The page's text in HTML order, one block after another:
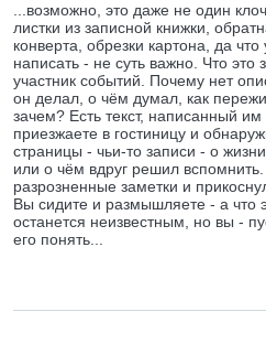
...возможно, это даже не один
листки из записной книжки,
конверта, обрезки картона, да
написать - не суть важно. Что
участник событий. Почему нет
он делал, о чём думал, как
зачем? Есть текст, написанный
приезжаете в гостиницу и
страницы - чьи-то записи - о
или о чём вдруг решил
разрозненные заметки и
Вы сидите и размышляете - а что
останется неизвестным, но вы -
его понять...